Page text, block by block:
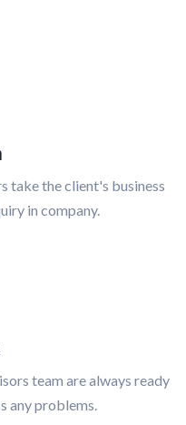
take the client's business
in company.
team are always ready
any problems.